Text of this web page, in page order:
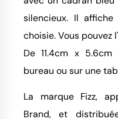
silencieux. Il
choisie. Vous
De 11.4cm x
bureau ou sur une
La marque Fizz,
Brand, et